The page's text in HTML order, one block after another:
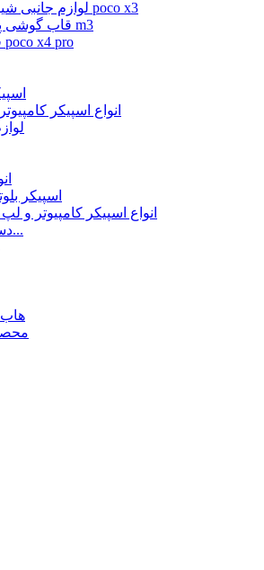
لوازم جانبی شیامی poco x3
قاب گوشی پوکو m3
قاب poco x4 pro
انواع اسپیکر
اسپیکر
انواع اسپیکر کامپیوتر و
دسته بازی و...
هاب